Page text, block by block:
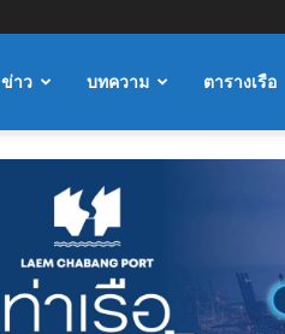
ข่าว บทความ ตารางเรือ